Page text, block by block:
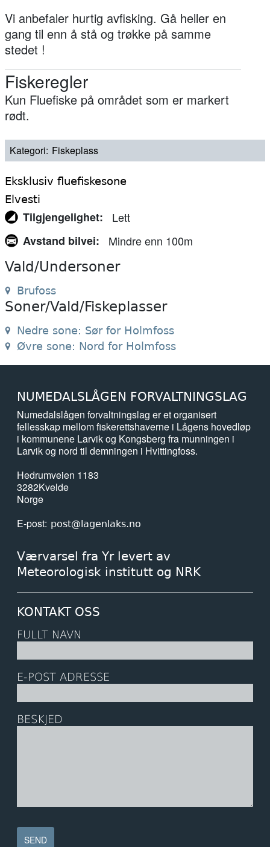
Vi anbefaler hurtig avfisking. Gå heller en
gang til enn å stå og trøkke på samme
stedet !
Fiskeregler
Kun Fluefiske på området som er markert
rødt.
Kategori Fiskeplass
Eksklusiv fluefiskesone
Elvesti
Tilgjengelighet
Lett
Avstand bilvei
Mindre enn 100m
Vald/Undersoner
Brufoss
Soner/Vald/Fiskeplasser
Nedre sone: Sør for Holmfoss
Øvre sone: Nord for Holmfoss
NUMEDALSLÅGEN FORVALTNINGSLAG
Numedalslågen forvaltningslag er et organisert
fellesskap mellom fiskerettshaverne i Lågens hovedløp
i kommunene Larvik og Kongsberg fra munningen i
Larvik og nord til demningen i Hvittingfoss.
Hedrumveien 1183
3282Kvelde
Norge
E-post post@lagenlaks.no
Værvarsel fra Yr levert av
Meteorologisk institutt og NRK
KONTAKT OSS
FULLT NAVN
E-POST ADRESSE
BESKJED